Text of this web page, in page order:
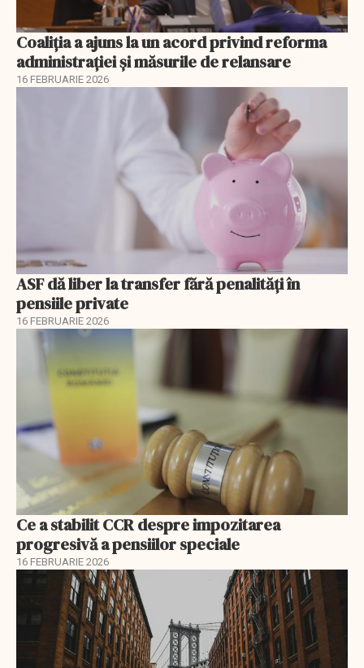
Coaliția a ajuns la un acord privind reforma
administrației și măsurile de relansare
16 FEBRUARIE 2026
ASF dă liber la transfer fără penalități în
pensiile private
16 FEBRUARIE 2026
Ce a stabilit CCR despre impozitarea
progresivă a pensiilor speciale
16 FEBRUARIE 2026